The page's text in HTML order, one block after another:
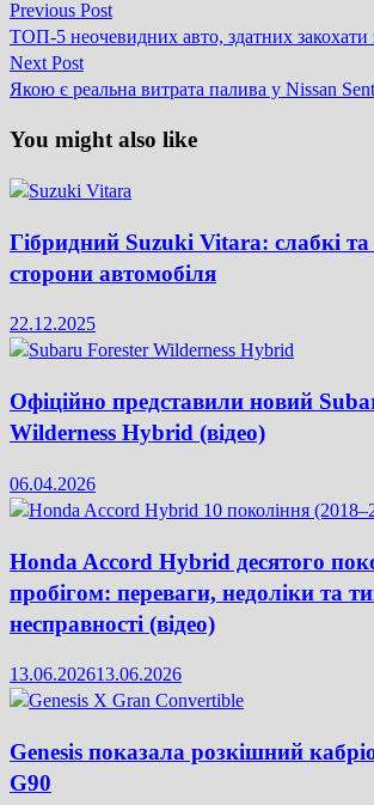
Навігація
записів
Previous PostPrevious
post:
ТОП-5 неочевидних авто, здатних закохати
Next PostNext
post:
Якою є реальна витрата палива у Nissan
You might also like
Гібридний Suzuki Vitara: слабкі та
сторони автомобіля
22.12.2025
Офіційно представили новий
Wilderness Hybrid (відео)
06.04.2026
Honda Accord Hybrid десятого
пробігом: переваги, недоліки та
несправності (відео)
13.06.202613.06.2026
Genesis показала розкішний
G90